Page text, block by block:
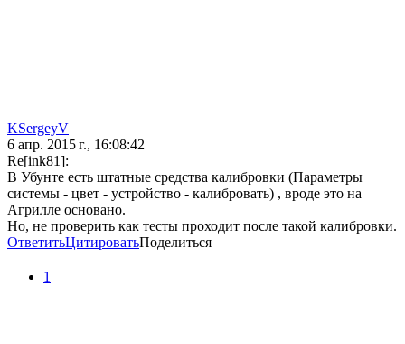
KSergeyV
6 апр. 2015 г., 16:08:42
Re[ink81]:
В Убунте есть штатные средства калибровки (Параметры
системы - цвет - устройство - калибровать) , вроде это на
Агрилле основано.
Но, не проверить как тесты проходит после такой калибровки.
ОтветитьЦитироватьПоделиться
1